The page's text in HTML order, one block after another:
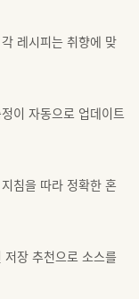
레시피는 취향에 맞
이 자동으로 업데이트
침을 따라 정확한 혼
장 추천으로 소스를